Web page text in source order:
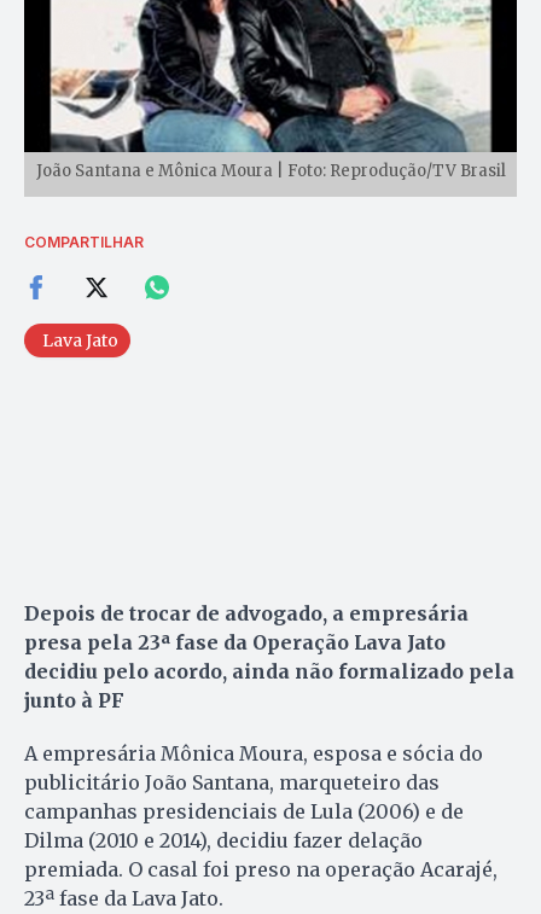
João Santana e Mônica Moura | Foto: Reprodução/TV Brasil
COMPARTILHAR
Lava Jato
Depois de trocar de advogado, a empresária
presa pela 23ª fase da Operação Lava Jato
decidiu pelo acordo, ainda não formalizado pela
junto à PF
A empresária Mônica Moura, esposa e sócia do
publicitário João Santana, marqueteiro das
campanhas presidenciais de Lula (2006) e de
Dilma (2010 e 2014), decidiu fazer delação
premiada. O casal foi preso na operação Acarajé,
23ª fase da Lava Jato.